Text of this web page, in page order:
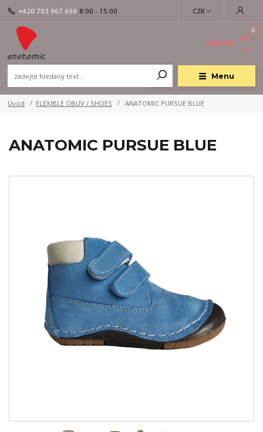
Menu
CZK
+420 703 967 698 8:00 - 15:00
0
0,00 Kč
Úvod FLEXIBLE OBUV / SHOES ANATOMIC PURSUE BLUE
ANATOMIC PURSUE BLUE